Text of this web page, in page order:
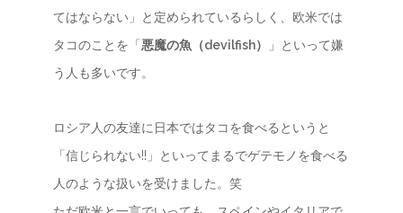
てはならない」と定められているらしく、欧米では
タコのことを「 悪魔の魚（devilfish）
」といって嫌
う人も多いです。
ロシア人の友達に日本ではタコを食べるというと
「信じられない!!」といってまるでゲテモノを食べる
人のような扱いを受けました。笑